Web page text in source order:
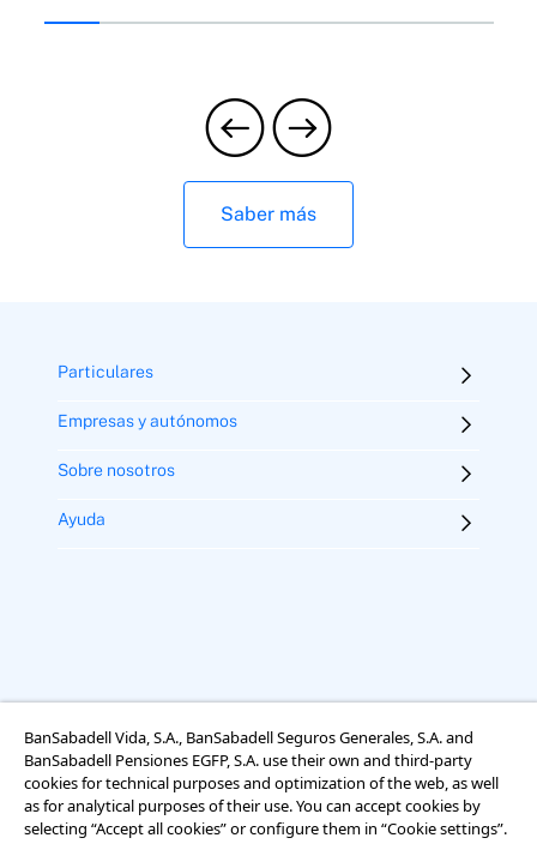
Saber más
Particulares
Empresas y autónomos
Sobre nosotros
Ayuda
Aviso legal Términos y condiciones
Uso de cookies
Accesibilidad
Información sobre el tratamiento de datos personales
BanSabadell Vida, S.A., BanSabadell Seguros Generales, S.A. and
BanSabadell Pensiones EGFP, S.A. use their own and third-party
cookies for technical purposes and optimization of the web, as well
as for analytical purposes of their use. You can accept cookies by
selecting “Accept all cookies” or configure them in “Cookie settings”.